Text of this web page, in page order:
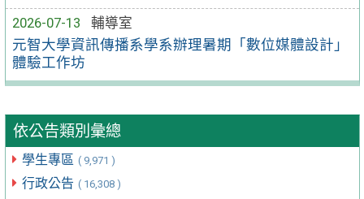
2026-07-13
輔導室
元智大學資訊傳播系學系辦理暑期「數位媒體設計」
體驗工作坊
依公告類別彙總
學生專區 ( 9,971 )
行政公告 ( 16,308 )